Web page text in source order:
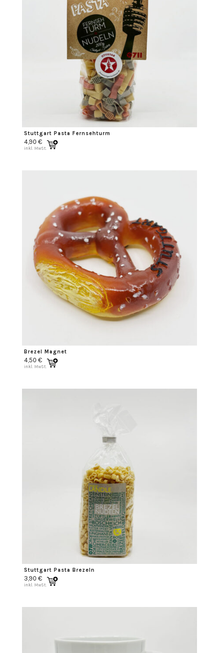
Stuttgart Pasta Fernsehturm
4,90 €
inkl. MwSt.
Brezel Magnet
4,50 €
inkl. MwSt.
Stuttgart Pasta Brezeln
3,90 €
inkl. MwSt.